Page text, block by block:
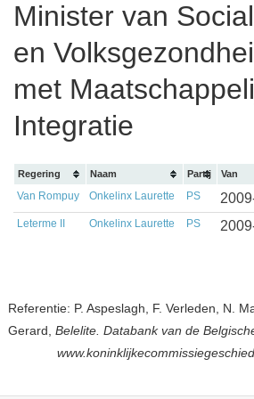
Minister van
en
met
Integratie
Regering Naam Partij Van
Van Rompuy Onkelinx Laurette PS
Leterme II Onkelinx Laurette PS
Referentie: P. Aspeslagh, F. Verleden, N.
Gerard, Belelite. Databank van de